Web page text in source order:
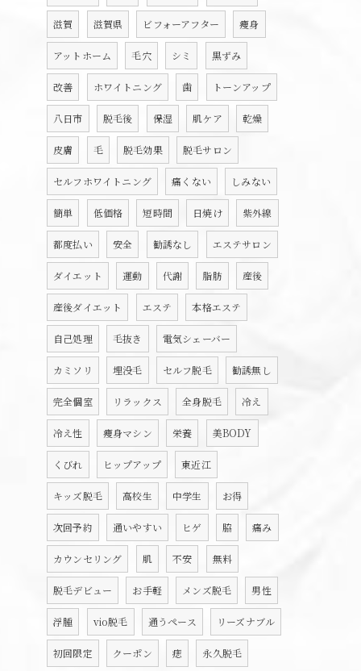
滋賀 滋賀県 ビフォーアフター 痩身
アットホーム 毛穴 シミ 黒ずみ
改善 ホワイトニング 歯 トーンアップ
八日市 脱毛後 保湿 肌ケア 乾燥
皮膚 毛 脱毛効果 脱毛サロン
セルフホワイトニング 痛くない しみない
簡単 低価格 短時間 日焼け 紫外線
都度払い 安全 勧誘なし エステサロン
ダイエット 運動 代謝 脂肪 産後
産後ダイエット エステ 本格エステ
自己処理 毛抜き 電気シェーバー
カミソリ 埋没毛 セルフ脱毛 勧誘無し
完全個室 リラックス 全身脱毛 冷え
冷え性 痩身マシン 栄養 美BODY
くびれ ヒップアップ 東近江
キッズ脱毛 高校生 中学生 お得
次回予約 通いやすい ヒゲ 脇 痛み
カウンセリング 肌 不安 無料
脱毛デビュー お手軽 メンズ脱毛 男性
浮腫 vio脱毛 通うペース リーズナブル
初回限定 クーポン 痣 永久脱毛